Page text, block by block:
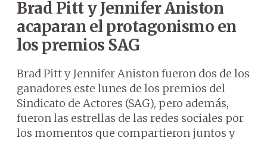
Brad Pitt y Jennifer Aniston
acaparan el protagonismo en
los premios SAG
Brad Pitt y Jennifer Aniston fueron dos de los
ganadores este lunes de los premios del
Sindicato de Actores (SAG), pero además,
fueron las estrellas de las redes sociales por
los momentos que compartieron juntos y